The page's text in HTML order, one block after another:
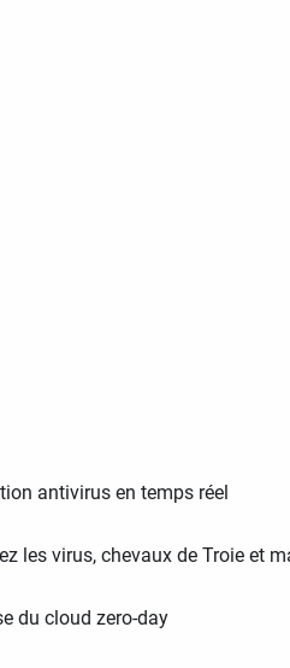
antivirus en temps réel
les virus, chevaux de Troie et
du cloud zero-day